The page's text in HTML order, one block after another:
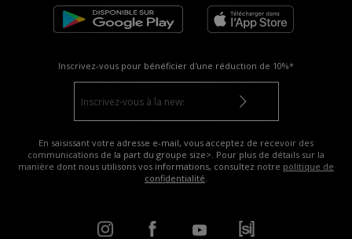
Inscrivez-vous pour bénéficier d'une réduction de 10%*
En saisissant votre adresse e-mail, vous acceptez de recevoir des
communications de la part du groupe size>. Pour plus de détails sur la
manière dont nous utilisons vos informations, consultez notre politique de
confidentialité.